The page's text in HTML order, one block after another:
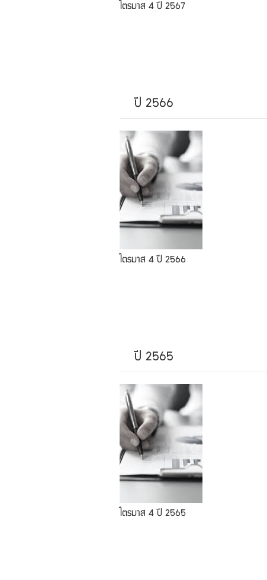
ไตรมาส 4 ปี 2567
ปี 2566
ไตรมาส 4 ปี 2566
ปี 2565
ไตรมาส 4 ปี 2565